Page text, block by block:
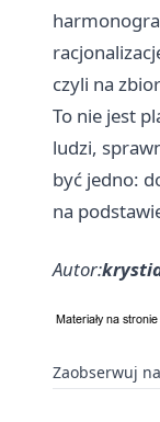
czyli na
To nie jest
ludzi,
być jedno:
na
Autor:
Zaobserwuj